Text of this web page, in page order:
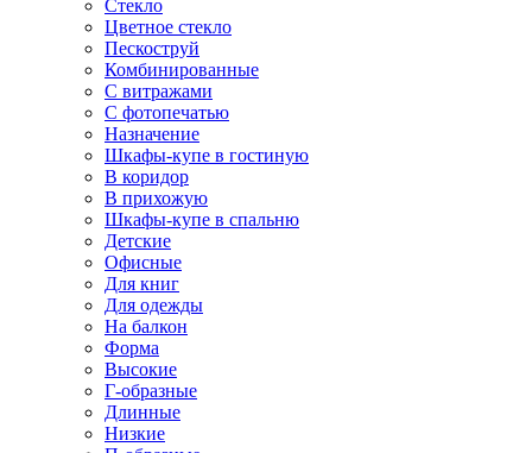
Стекло
Цветное стекло
Пескоструй
Комбинированные
С витражами
С фотопечатью
Назначение
Шкафы-купе в гостиную
В коридор
В прихожую
Шкафы-купе в спальню
Детские
Офисные
Для книг
Для одежды
На балкон
Форма
Высокие
Г-образные
Длинные
Низкие